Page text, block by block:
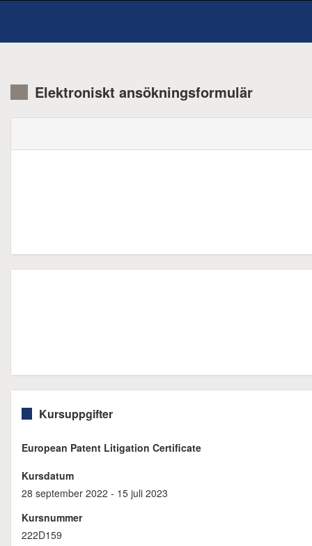
Elektroniskt ansökningsformulär
Kursuppgifter
European Patent Litigation Certificate
Kursdatum
28 september 2022 - 15 juli 2023
Kursnummer
222D159